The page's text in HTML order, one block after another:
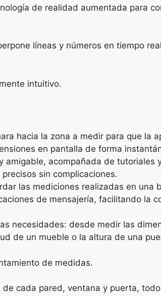
de realidad aumentada para
líneas y números en tiempo
intuitivo.
hacia la zona a medir para que la
en pantalla de forma
amigable, acompañada de tutoriales
sin complicaciones.
las mediciones realizadas en
de mensajería, facilitando la
necesidades: desde medir las
de un mueble o la altura de una
de medidas.
cada pared, ventana y puerta,